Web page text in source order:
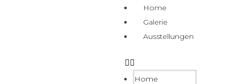
Home
Galerie
Ausstellungen
Home